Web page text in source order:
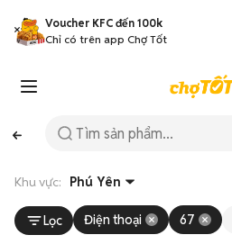
Voucher KFC đến 100k
Chỉ có trên app Chợ Tốt
Khu vực: Phú Yên
Lọc Điện thoại 67